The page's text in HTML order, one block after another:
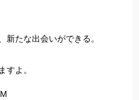
新たな出会いができる。
すよ。